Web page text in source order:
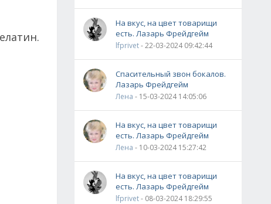
На вкус, на цвет товарищи
есть. Лазарь Фрейдгейм
lfprivet- 22-03-2024 09:42:44
Спасительный звон бокалов.
Лазарь Фрейдгейм
Лена - 15-03-2024 14:05:06
На вкус, на цвет товарищи
есть. Лазарь Фрейдгейм
Лена - 10-03-2024 15:27:42
На вкус, на цвет товарищи
есть. Лазарь Фрейдгейм
lfprivet- 08-03-2024 18:29:55